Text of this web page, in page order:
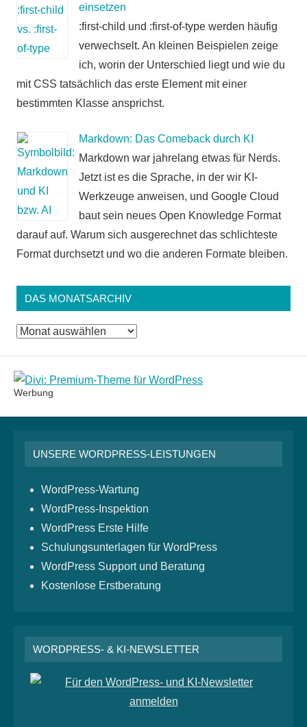
einsetzen
:first-child und :first-of-type werden häufig
verwechselt. An kleinen Beispielen zeige
ich, worin der Unterschied liegt und wie du
mit CSS tatsächlich das erste Element mit einer
bestimmten Klasse ansprichst.
Markdown: Das Comeback durch KI
Markdown war jahrelang etwas für Nerds.
Jetzt ist es die Sprache, in der wir KI-
Werkzeuge anweisen, und Google Cloud
baut sein neues Open Knowledge Format
darauf auf. Warum sich ausgerechnet das schlichteste
Format durchsetzt und wo die anderen Formate bleiben.
DAS MONATSARCHIV
Das
Werbung
UNSERE WORDPRESS-LEISTUNGEN
WordPress-Wartung
WordPress-Inspektion
WordPress Erste Hilfe
Schulungsunterlagen für WordPress
WordPress Support und Beratung
Kostenlose Erstberatung
WORDPRESS- & KI-NEWSLETTER